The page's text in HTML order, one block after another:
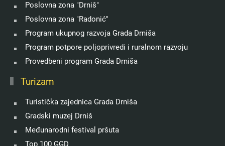
Poslovna zona "Drniš"
Poslovna zona "Radonić"
Program ukupnog razvoja Grada Drniša
Program potpore poljoprivredi i ruralnom razvoju
Provedbeni program Grada Drniša
Turizam
Turistička zajednica Grada Drniša
Gradski muzej Drniš
Međunarodni festival pršuta
Top 100 GGD